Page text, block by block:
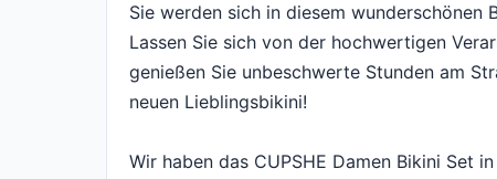
Sie werden sich in diesem wunderschönen
Lassen Sie sich von der hochwertigen
genießen Sie unbeschwerte Stunden am
neuen Lieblingsbikini!
Wir haben das CUPSHE Damen Bikini Set